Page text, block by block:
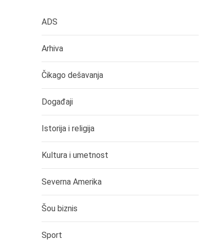
ADS
Arhiva
Čikago dešavanja
Događaji
Istorija i religija
Kultura i umetnost
Severna Amerika
Šou biznis
Sport